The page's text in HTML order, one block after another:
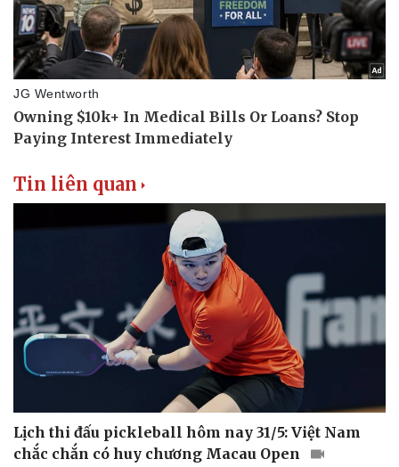
Tin liên quan
Lịch thi đấu pickleball hôm nay 31/5: Việt Nam
chắc chắn có huy chương Macau Open